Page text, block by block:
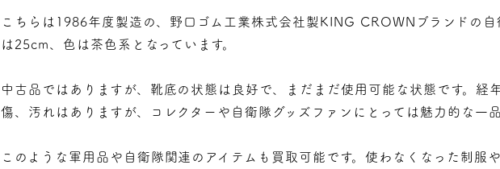
こちらは1986年度製造の、野口ゴム工業株式会社製KING CROWNブランドの自
は25cm、色は茶色系となっています。
中古品ではありますが、靴底の状態は良好で、まだまだ使用可能な状態です。経
傷、汚れはありますが、コレクターや自衛隊グッズファンにとっては魅力的な一品
このような軍用品や自衛隊関連のアイテムも買取可能です。使わなくなった制服